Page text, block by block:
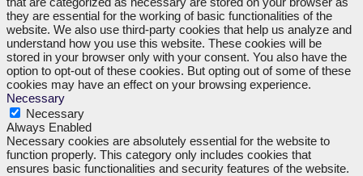
they are essential for the working of basic functionalities of the
website. We also use third-party cookies that help us analyze and
understand how you use this website. These cookies will be
stored in your browser only with your consent. You also have the
option to opt-out of these cookies. But opting out of some of these
cookies may have an effect on your browsing experience.
Necessary
Necessary
Always Enabled
Necessary cookies are absolutely essential for the website to
function properly. This category only includes cookies that
ensures basic functionalities and security features of the website.